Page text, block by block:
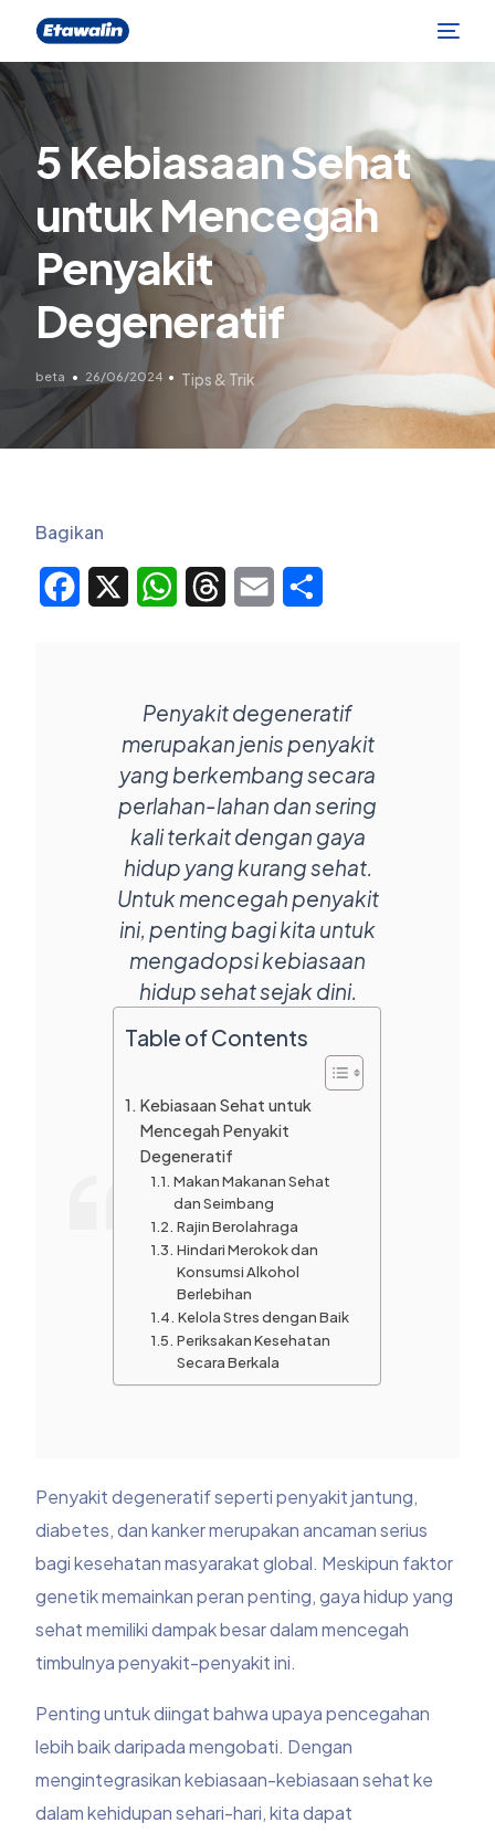
5 Kebiasaan Sehat
untuk Mencegah
Penyakit
Degeneratif
beta 26/06/2024 Tips & Trik
Bagikan
Facebook WhatsAppThreadsEmail
Penyakit degeneratif
merupakan jenis penyakit
yang berkembang secara
perlahan-lahan dan sering
kali terkait dengan gaya
hidup yang kurang sehat.
Untuk mencegah penyakit
ini, penting bagi kita untuk
mengadopsi kebiasaan
hidup sehat sejak dini.
Table of Contents
Kebiasaan Sehat untuk
Mencegah Penyakit
Degeneratif
Makan Makanan Sehat
dan Seimbang
Rajin Berolahraga
Hindari Merokok dan
Konsumsi Alkohol
Berlebihan
Kelola Stres dengan Baik
Periksakan Kesehatan
Secara Berkala
Penyakit degeneratif seperti penyakit jantung,
diabetes, dan kanker merupakan ancaman serius
bagi kesehatan masyarakat global. Meskipun faktor
genetik memainkan peran penting, gaya hidup yang
sehat memiliki dampak besar dalam mencegah
timbulnya penyakit-penyakit ini.
Penting untuk diingat bahwa upaya pencegahan
lebih baik daripada mengobati. Dengan
mengintegrasikan kebiasaan-kebiasaan sehat ke
dalam kehidupan sehari-hari, kita dapat